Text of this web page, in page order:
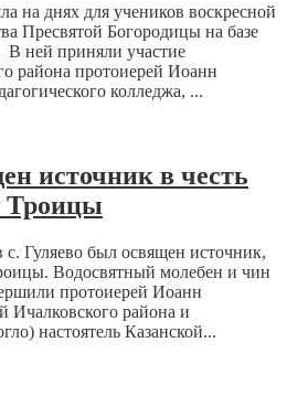
на днях для учеников воскресной
Пресвятой Богородицы на базе
ней приняли участие
района протоиерей Иоанн
колледжа, ...
источник в честь
Троицы
с. Гуляево был освящен источник,
Водосвятный молебен и чин
протоиерей Иоанн
района и
настоятель Казанской...